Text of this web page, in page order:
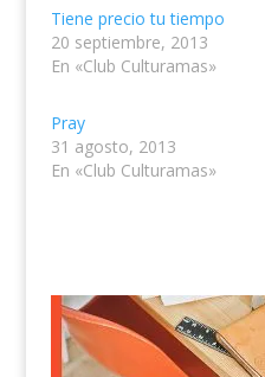
Tiene precio tu tiempo
20 septiembre, 2013
En «Club Culturamas»
Pray
31 agosto, 2013
En «Club Culturamas»